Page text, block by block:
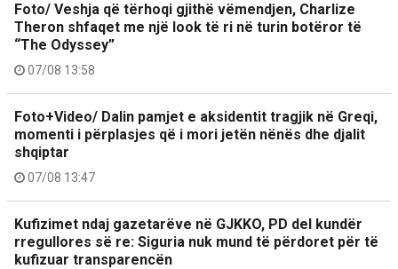
Foto/ Veshja që tërhoqi gjithë vëmendjen, Charlize
Theron shfaqet me një look të ri në turin botëror të
“The Odyssey”
07/08 13:58
Foto+Video/ Dalin pamjet e aksidentit tragjik në Greqi,
momenti i përplasjes që i mori jetën nënës dhe djalit
shqiptar
07/08 13:47
Kufizimet ndaj gazetarëve në GJKKO, PD del kundër
rregullores së re: Siguria nuk mund të përdoret për të
kufizuar transparencën